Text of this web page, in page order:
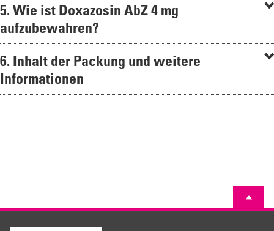
5. Wie ist Doxazosin AbZ 4 mg
aufzubewahren?
6. Inhalt der Packung und weitere
Informationen